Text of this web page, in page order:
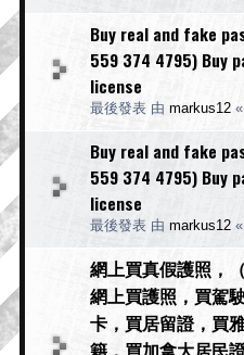
Buy real and fake
559 374 4795) Buy
license
最後發表 由 markus12 «
Buy real and fake
559 374 4795) Buy
license
最後發表 由 markus12 «
網上買真假護照，
網上買護照，買駕
卡，買居留證，買
籍，買加拿大居民